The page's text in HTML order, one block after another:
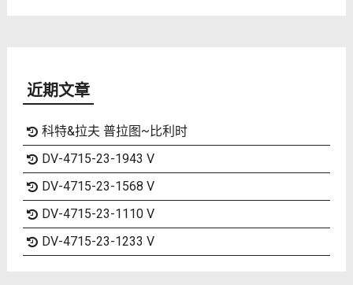
近期文章
科特&拉夫 普拉图~比利时
DV-4715-23-1943 V
DV-4715-23-1568 V
DV-4715-23-1110 V
DV-4715-23-1233 V